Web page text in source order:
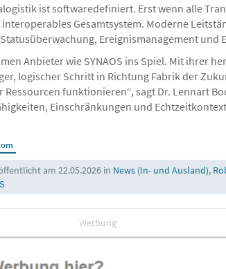
ist softwaredefiniert. Erst wenn alle
Gesamtsystem. Moderne
Ereignismanagement
Anbieter wie SYNAOS ins Spiel. Mit ihrer
logischer Schritt in Richtung Fabrik der
Ressourcen funktionieren“, sagt Dr. Lennart
Einschränkungen und
am 22.05.2026 in News (In- und Ausland),
Werbung